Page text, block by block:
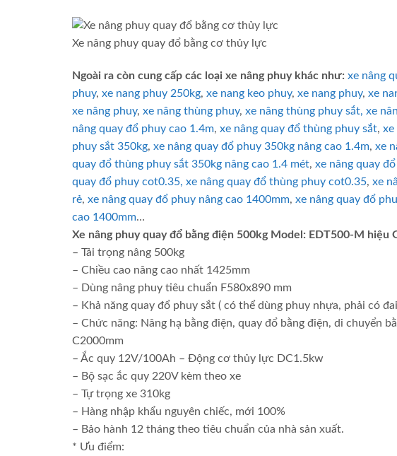
Xe nâng phuy quay đổ bằng cơ thủy lực
Ngoài ra còn cung cấp các loại xe nâng phuy khác như: xe nâng
phuy, xe nang phuy 250kg, xe nang keo phuy, xe nang phuy, xe
xe nâng phuy, xe nâng thùng phuy, xe nâng thùng phuy sắt, xe
nâng quay đổ phuy cao 1.4m, xe nâng quay đổ thùng phuy sắt, xe
phuy sắt 350kg, xe nâng quay đổ phuy 350kg nâng cao 1.4m, xe
quay đổ thùng phuy sắt 350kg nâng cao 1.4 mét, xe nâng quay
quay đổ phuy cot0.35, xe nâng quay đổ thùng phuy cot0.35, xe
rẻ, xe nâng quay đổ phuy nâng cao 1400mm, xe nâng quay đổ
cao 1400mm…
Xe nâng phuy quay đổ bằng điện 500kg Model: EDT500-M hiệu
– Tải trọng nâng 500kg
– Chiều cao nâng cao nhất 1425mm
– Dùng nâng phuy tiêu chuẩn F580x890 mm
– Khả năng quay đổ phuy sắt ( có thể dùng phuy nhựa, phải có
– Chức năng: Nâng hạ bằng điện, quay đổ bằng điện, di chuyển
C2000mm
– Ắc quy 12V/100Ah – Động cơ thủy lực DC1.5kw
– Bộ sạc ắc quy 220V kèm theo xe
– Tự trọng xe 310kg
– Hàng nhập khẩu nguyên chiếc, mới 100%
– Bảo hành 12 tháng theo tiêu chuẩn của nhà sản xuất.
* Ưu điểm: